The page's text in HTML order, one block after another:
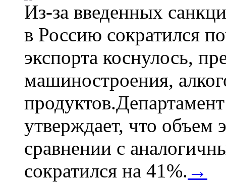
Из-за введенных
в Россию сократился
экспорта коснулось,
машиностроения,
утверждает, что объем
сравнении с
сократился на 41%. →